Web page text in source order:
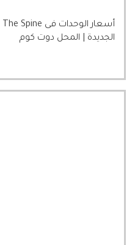
الجديدة | المحل دوت كوم